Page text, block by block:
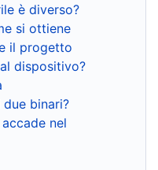
è diverso?
si ottiene
il progetto
dispositivo?
binari?
nel